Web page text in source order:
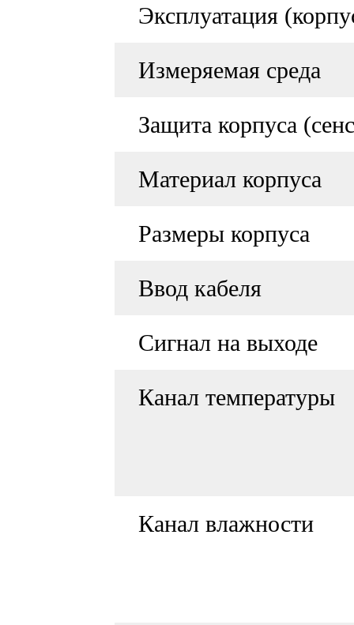
Эксплуатация
Измеряемая среда
Защита корпуса
Материал корпуса
Размеры корпуса
Ввод кабеля
Сигнал на выходе
Канал температуры
Канал влажности